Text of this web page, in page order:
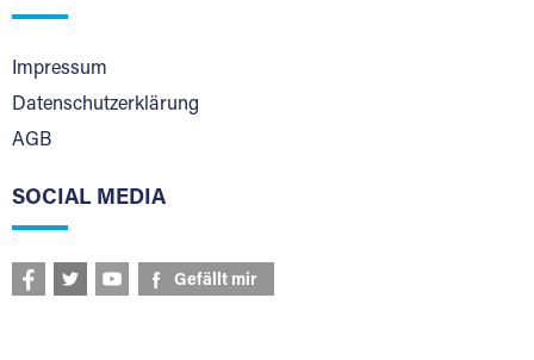
Impressum
Datenschutzerklärung
AGB
SOCIAL MEDIA
Gefällt mir